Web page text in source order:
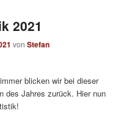
2021
vonStefan
blicken wir bei dieser
des Jahres zurück. Hier nun